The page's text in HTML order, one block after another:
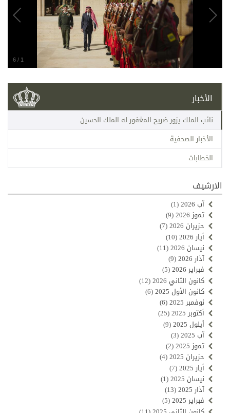
1
/
6
الأخبار
نائب الملك يزور ضريح المغفور له الملك الحسين
الأخبار الصحفية
الخطابات
الارشيف
آب 2026
(1)
تموز 2026
(9)
حزيران 2026
(7)
أيار 2026
(10)
نيسان 2026
(11)
آذار 2026
(9)
فبراير 2026
(5)
كانون الثاني 2026
(12)
كانون الأول 2025
(6)
نوفمبر 2025
(6)
أكتوبر 2025
(25)
أيلول 2025
(9)
آب 2025
(3)
تموز 2025
(2)
حزيران 2025
(4)
أيار 2025
(7)
نيسان 2025
(1)
آذار 2025
(13)
فبراير 2025
(5)